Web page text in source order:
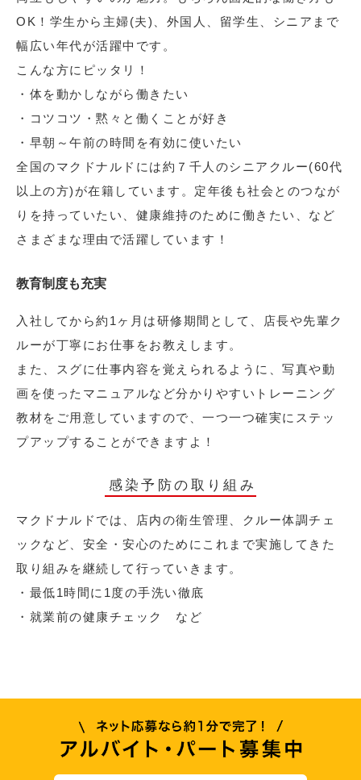
OK！学生から主婦(夫)、外国人、留学生、シニアまで
幅広い年代が活躍中です。
こんな方にピッタリ！
・体を動かしながら働きたい
・コツコツ・黙々と働くことが好き
・早朝～午前の時間を有効に使いたい
全国のマクドナルドには約７千人のシニアクルー(60代
以上の方)が在籍しています。定年後も社会とのつなが
りを持っていたい、健康維持のために働きたい、など
さまざまな理由で活躍しています！
教育制度も充実
入社してから約1ヶ月は研修期間として、店長や先輩ク
ルーが丁寧にお仕事をお教えします。
また、スグに仕事内容を覚えられるように、写真や動
画を使ったマニュアルなど分かりやすいトレーニング
教材をご用意していますので、一つ一つ確実にステッ
プアップすることができますよ！
感染予防の取り組み
マクドナルドでは、店内の衛生管理、クルー体調チェ
ックなど、安全・安心のためにこれまで実施してきた
取り組みを継続して行っていきます。
・最低1時間に1度の手洗い徹底
・就業前の健康チェック など